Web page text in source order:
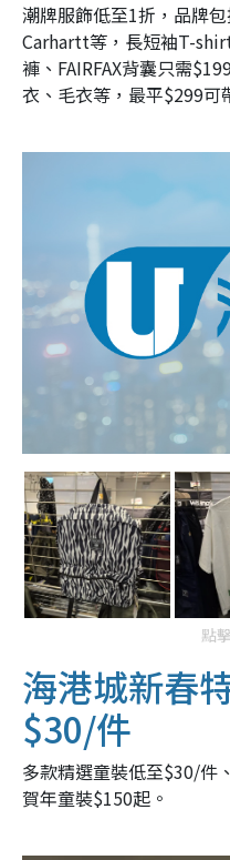
潮牌服飾低至1折，品牌包
Carhartt等，長短袖T-
褲、FAIRFAX背囊只需
衣、毛衣等，最平$299可
點
海港城新春
$30/件
多款精選童裝低至$30/件
賀年童裝$150起。